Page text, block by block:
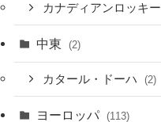
カナディアンロッキー
中東 (2)
カタール・ドーハ (2)
ヨーロッパ (113)